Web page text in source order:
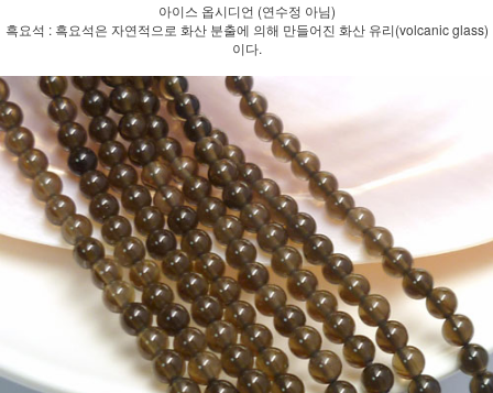
아이스 옵시디언 (연수정 아님)
흑요석 : 흑요석은 자연적으로 화산 분출에 의해 만들어진 화산 유리(volcanic glass)
이다.